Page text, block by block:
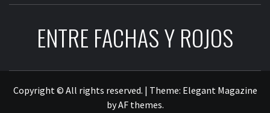
ENTRE FACHAS Y ROJOS
Copyright © All rights reserved. | Theme: Elegant Magazine
byAF themes.